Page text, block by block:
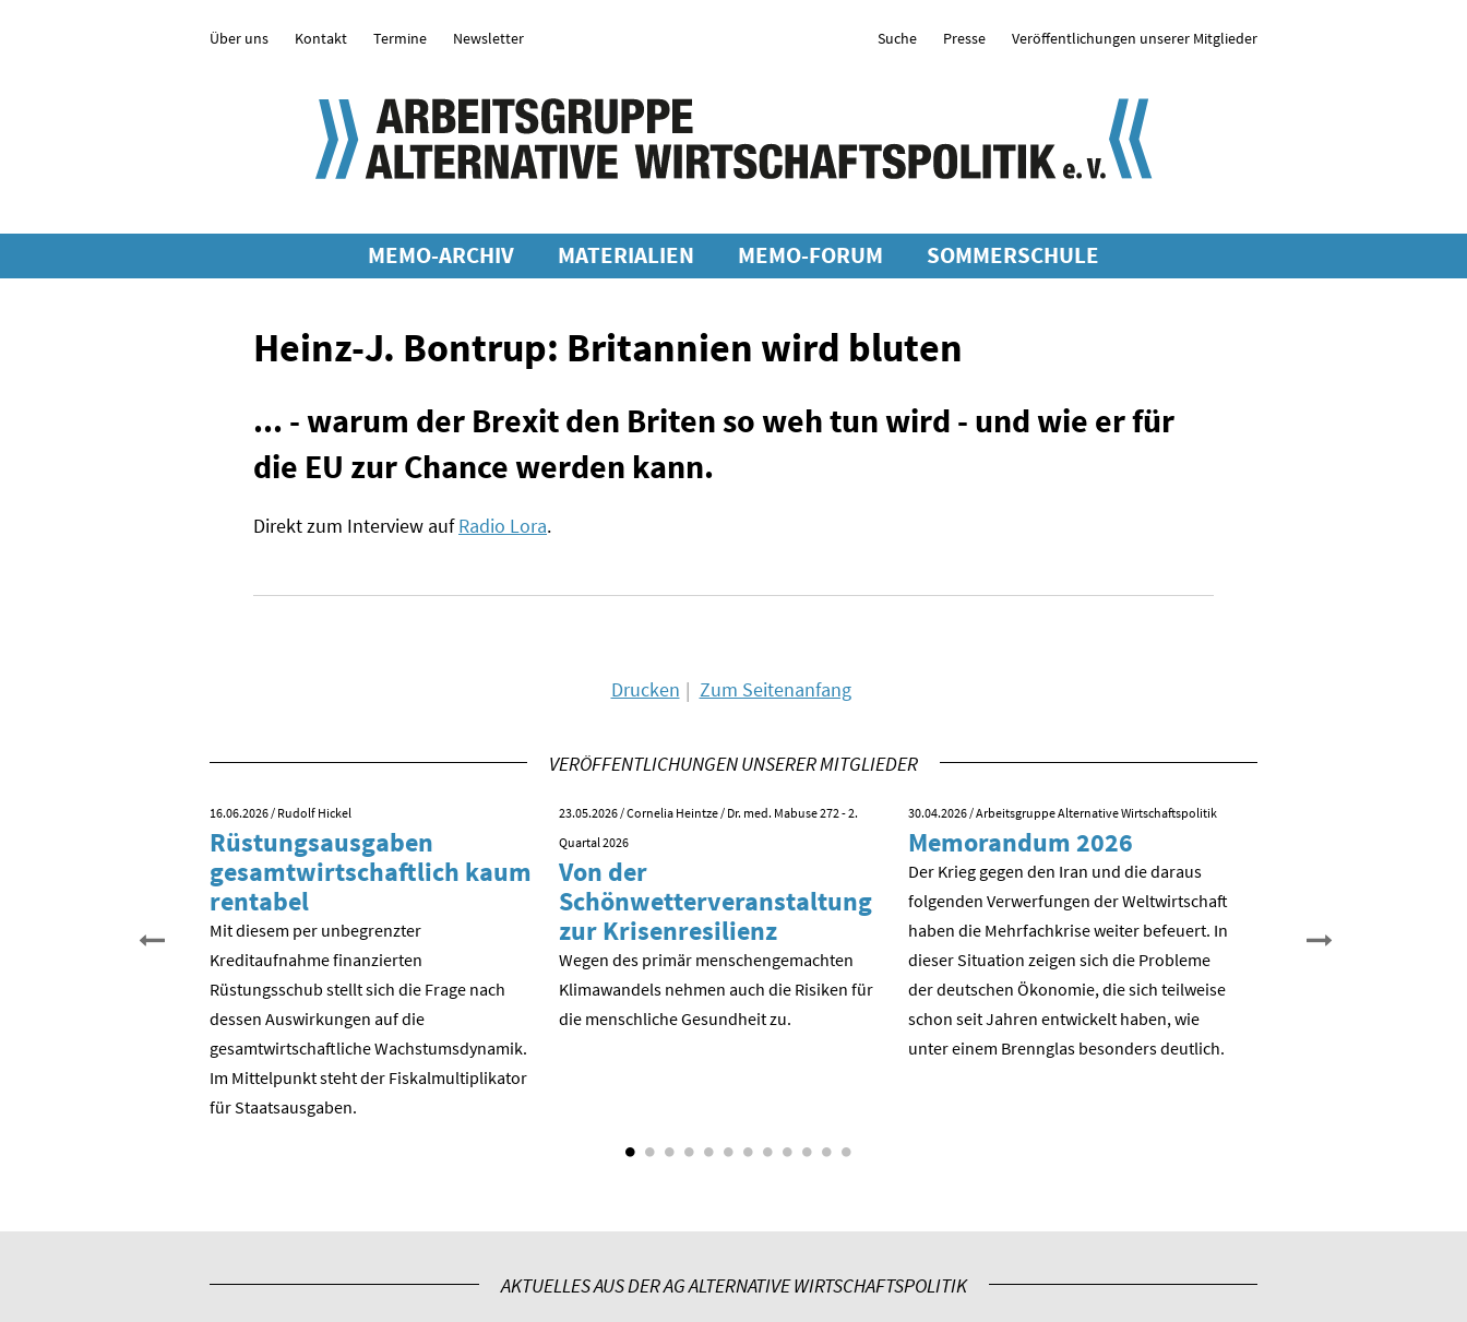
MEMO-ARCHIV MATERIALIEN MEMO-FORUM SOMMERSCHULE
Über uns Kontakt Termine Newsletter Suche Presse Veröffentlichungen unserer Mitglieder
Heinz-J. Bontrup: Britannien wird bluten
... - warum der Brexit den Briten so weh tun wird - und wie er für
die EU zur Chance werden kann.
Direkt zum Interview aufRadio Lora.
Drucken Zum Seitenanfang
VERÖFFENTLICHUNGEN UNSERER MITGLIEDER
Einheit. Aber was
16.06.2026/ Rudolf Hickel
Rüstungsausgaben
gesamtwirtschaftlich kaum
rentabel
Mit diesem per unbegrenzter
Kreditaufnahme finanzierten
Rüstungsschub stellt sich die Frage nach
dessen Auswirkungen auf die
gesamtwirtschaftli­che Wachstumsdynamik.
Im Mittelpunkt steht der Fiskalmultiplikator
für Staatsausgaben.
23.05.2026/ Cornelia Heintze / Dr. med. Mabuse 272 - 2.
Quartal 2026
Von der
Schönwetterveranstaltung
zur Krisenresilienz
Wegen des primär menschengemachten
Klimawandels nehmen auch die Risiken für
die menschliche Gesundheit zu.
30.04.2026/ Arbeitsgruppe Alternative Wirtschaftspolitik
Memorandum 2026
Der Krieg gegen den Iran und die daraus
folgenden Verwerfungen der Weltwirtschaft
haben die Mehrfachkrise weiter befeuert. In
dieser Situation zeigen sich die Probleme
der deutschen Ökonomie, die sich teilweise
schon seit Jahren entwickelt haben, wie
unter einem Brennglas besonders deutlich.
Nicht Deindustrialisierung,
AKTUELLES AUS DER AG ALTERNATIVE WIRTSCHAFTSPOLITIK